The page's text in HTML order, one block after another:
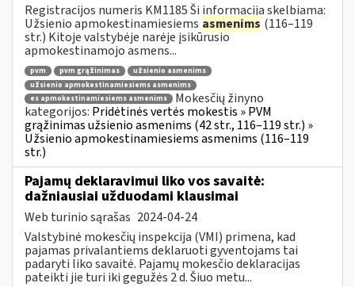
Registracijos numeris KM1185 Ši informacija skelbiama:
Užsienio apmokestinamiesiems asmenims (116–119
str.) Kitoje valstybėje narėje įsikūrusio
apmokestinamojo asmens...
pvm pvm grąžinimas
užsienio asmenims
užsienio apmokestinamiesiems asmenims
es apmokestinamiesiems asmenims
Mokesčių žinyno
kategorijos: Pridėtinės vertės mokestis » PVM
grąžinimas užsienio asmenims (42 str., 116–119 str.) »
Užsienio apmokestinamiesiems asmenims (116–119
str.)
Pajamų deklaravimui liko vos savaitė:
dažniausiai užduodami klausimai
Web turinio sąrašas 2024-04-24
Valstybinė mokesčių inspekcija (VMI) primena, kad
pajamas privalantiems deklaruoti gyventojams tai
padaryti liko savaitė. Pajamų mokesčio deklaracijas
pateikti jie turi iki gegužės 2 d. Šiuo metu...